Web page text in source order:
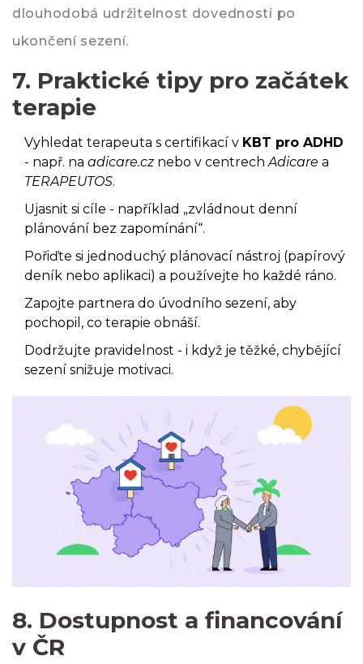
dlouhodobá udržitelnost dovedností po
ukončení sezení.
7. Praktické tipy pro začátek
terapie
Vyhledat terapeuta s certifikací v KBT pro ADHD
- např. na adicare.cznebo v centrechAdicare a
TERAPEUTOS.
Ujasnit si cíle - například „zvládnout denní
plánování bez zapomínání“.
Pořiďte si jednoduchý plánovací nástroj (papírový
deník nebo aplikaci) a používejte ho každé ráno.
Zapojte partnera do úvodního sezení, aby
pochopil, co terapie obnáší.
Dodržujte pravidelnost - i když je těžké, chybějící
sezení snižuje motivaci.
8. Dostupnost a financování
v ČR